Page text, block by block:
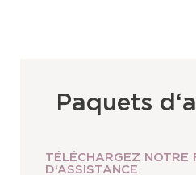
Paquets
TÉLÉCHARGEZ NOTRE
D‘ASSISTANCE